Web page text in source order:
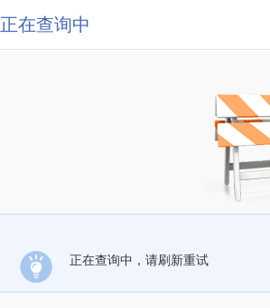
正在查询中
正在查询中，请刷新重试